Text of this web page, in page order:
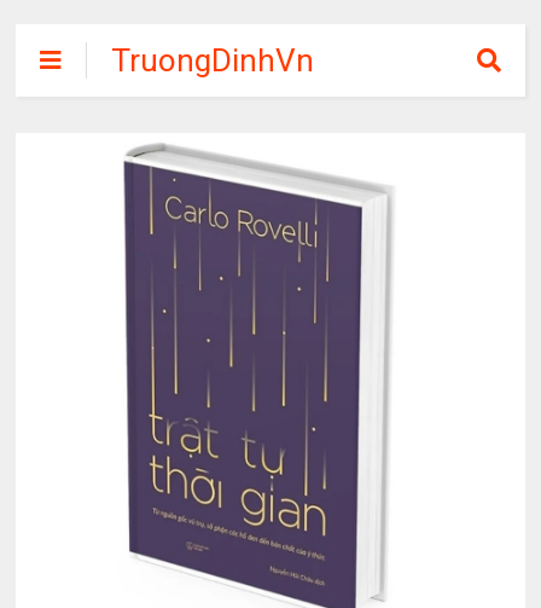
TruongDinhVn
Chia sẽ ebook,
các khóa học,
phần mềm học
tập miễn phí